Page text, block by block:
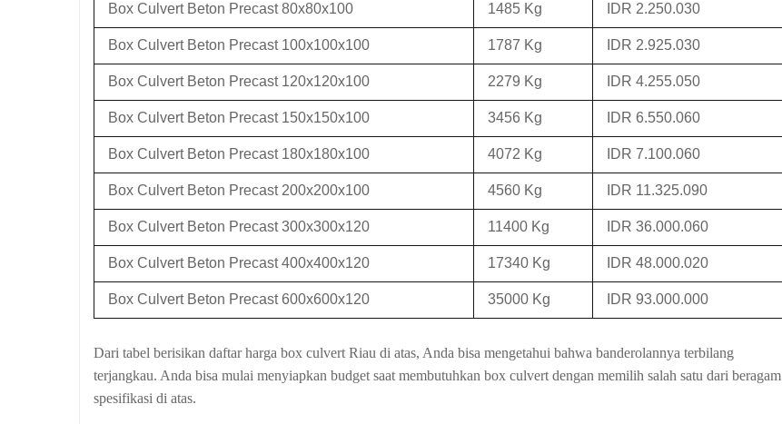
Box Culvert Beton Precast 80x80x100 1485 Kg IDR 2.250.030
Box Culvert Beton Precast 100x100x100 1787 Kg IDR 2.925.030
Box Culvert Beton Precast 120x120x100 2279 Kg IDR 4.255.050
Box Culvert Beton Precast 150x150x100 3456 Kg IDR 6.550.060
Box Culvert Beton Precast 180x180x100 4072 Kg IDR 7.100.060
Box Culvert Beton Precast 200x200x100 4560 Kg IDR 11.325.090
Box Culvert Beton Precast 300x300x120 11400 Kg IDR 36.000.060
Box Culvert Beton Precast 400x400x120 17340 Kg IDR 48.000.020
Box Culvert Beton Precast 600x600x120 35000 Kg IDR 93.000.000
Dari tabel berisikan daftar harga box culvert Riau di atas, Anda bisa mengetahui bahwa banderolannya terbilang
terjangkau. Anda bisa mulai menyiapkan budget saat membutuhkan box culvert dengan memilih salah satu dari beragam
spesifikasi di atas.